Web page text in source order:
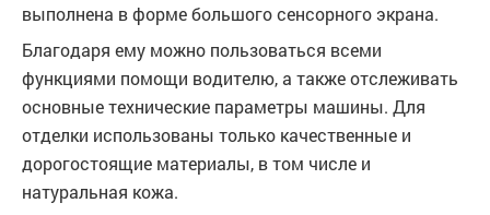
выполнена в форме большого сенсорного экрана.
Благодаря ему можно пользоваться всеми
функциями помощи водителю, а также отслеживать
основные технические параметры машины. Для
отделки использованы только качественные и
дорогостоящие материалы, в том числе и
натуральная кожа.